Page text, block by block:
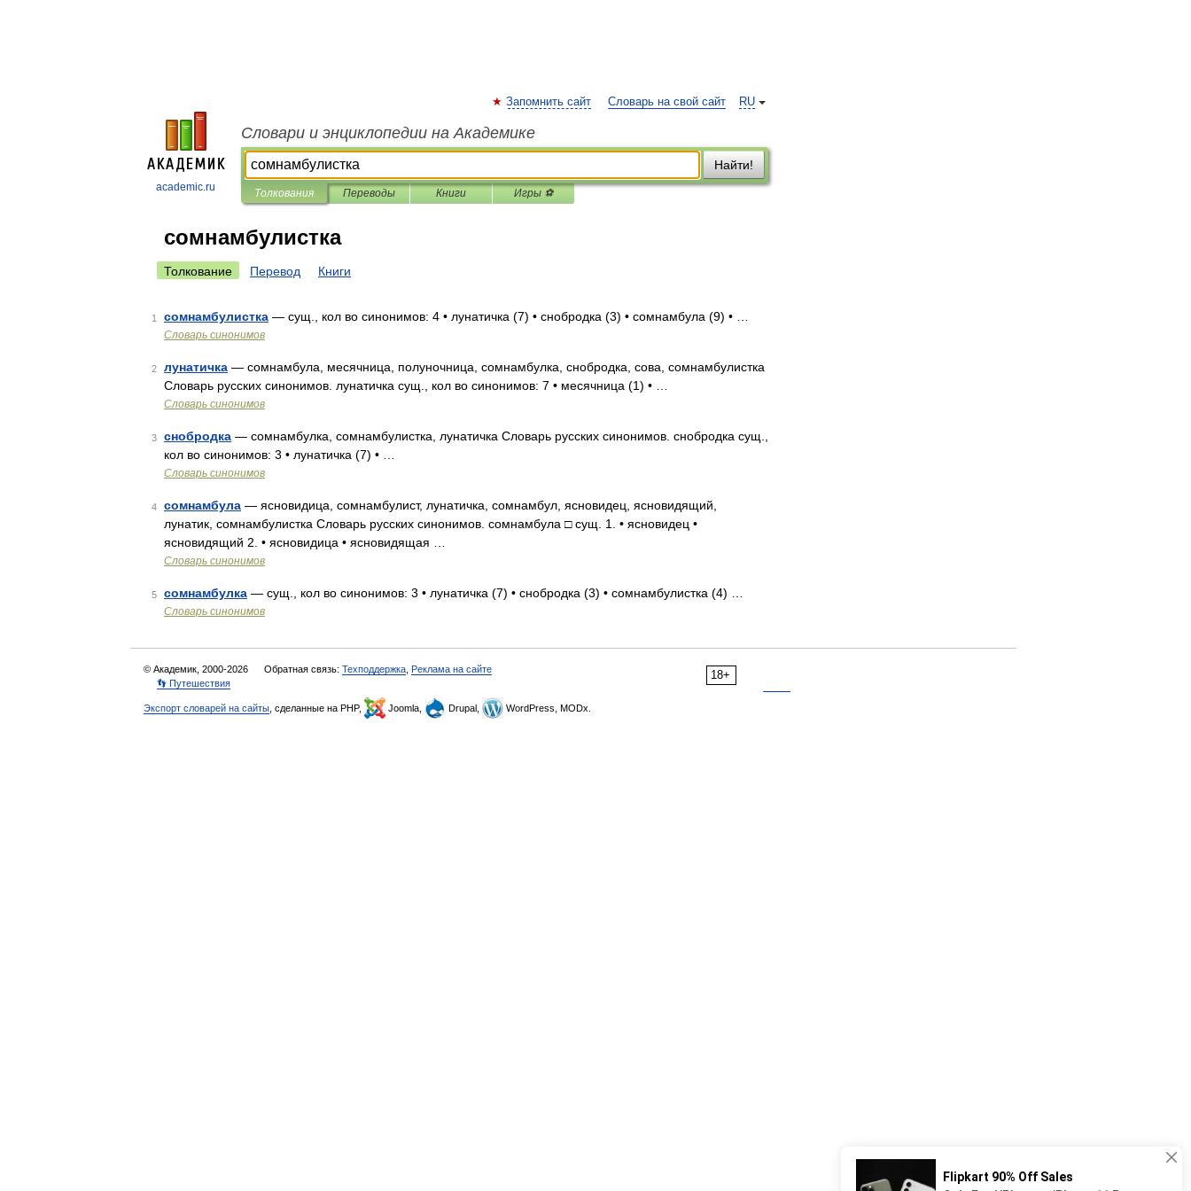
academic.ru
RU
Запомнить сайт Словарь на свой сайт
Словари и энциклопедии на Академике
Найти!
Толкования Переводы Книги Игры ⚽
сомнамбулистка
Толкование Перевод Книги
1 сомнамбулистка — сущ., кол во синонимов: 4 • лунатичка (7) • снобродка (3) • сомнамбула (9) • …
Словарь синонимов
2 лунатичка — сомнамбула, месячница, полуночница, сомнамбулка, снобродка, сова, сомнамбулистка
Словарь русских синонимов. лунатичка сущ., кол во синонимов: 7 • месячница (1) • …
Словарь синонимов
3 снобродка — сомнамбулка, сомнамбулистка, лунатичка Словарь русских синонимов. снобродка сущ.,
кол во синонимов: 3 • лунатичка (7) • …
Словарь синонимов
4 сомнамбула — ясновидица, сомнамбулист, лунатичка, сомнамбул, ясновидец, ясновидящий,
лунатик, сомнамбулистка Словарь русских синонимов. сомнамбула □ сущ. 1. • ясновидец •
ясновидящий 2. • ясновидица • ясновидящая …
Словарь синонимов
5 сомнамбулка — сущ., кол во синонимов: 3 • лунатичка (7) • снобродка (3) • сомнамбулистка (4) …
Словарь синонимов
18+
© Академик, 2000-2026 Обратная связь: Техподдержка Реклама на сайте
👣 Путешествия
Экспорт словарей на сайты , сделанные на PHP, Joomla, Drupal, WordPress, MODx.